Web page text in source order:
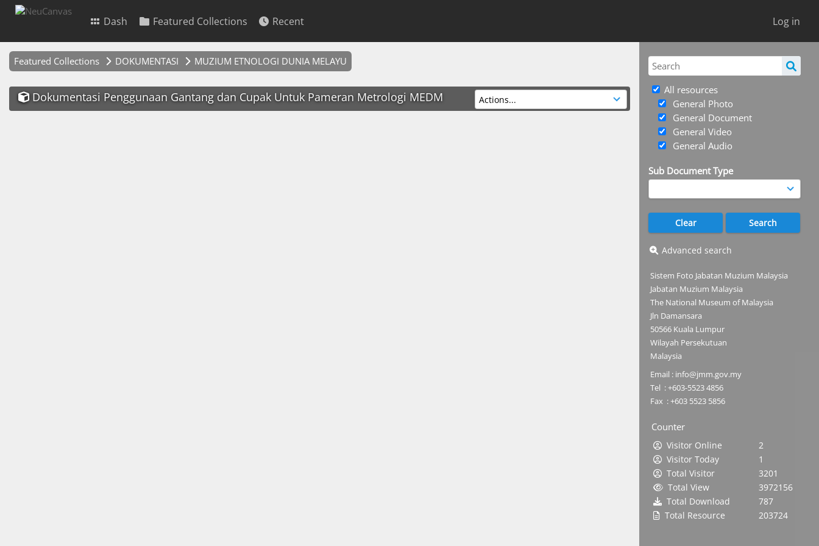
Log in
Dash Featured Collections Recent
All resources
General Photo
General Document
General Video
General Audio
Sub Document Type
Advanced search
Sistem Foto Jabatan Muzium Malaysia
Jabatan Muzium Malaysia
The National Museum of Malaysia
Jln Damansara
50566 Kuala Lumpur
Wilayah Persekutuan
Malaysia
Email : info@jmm.gov.my
Tel : +603-5523 4856
Fax : +603 5523 5856
Counter
Visitor Online
2
Visitor Today
1
Total Visitor
3201
Total View
3972156
Total Download
787
Total Resource
203724
Featured Collections DOKUMENTASI MUZIUM ETNOLOGI DUNIA MELAYU
Dokumentasi Penggunaan Gantang dan Cupak Untuk Pameran Metrologi MEDM